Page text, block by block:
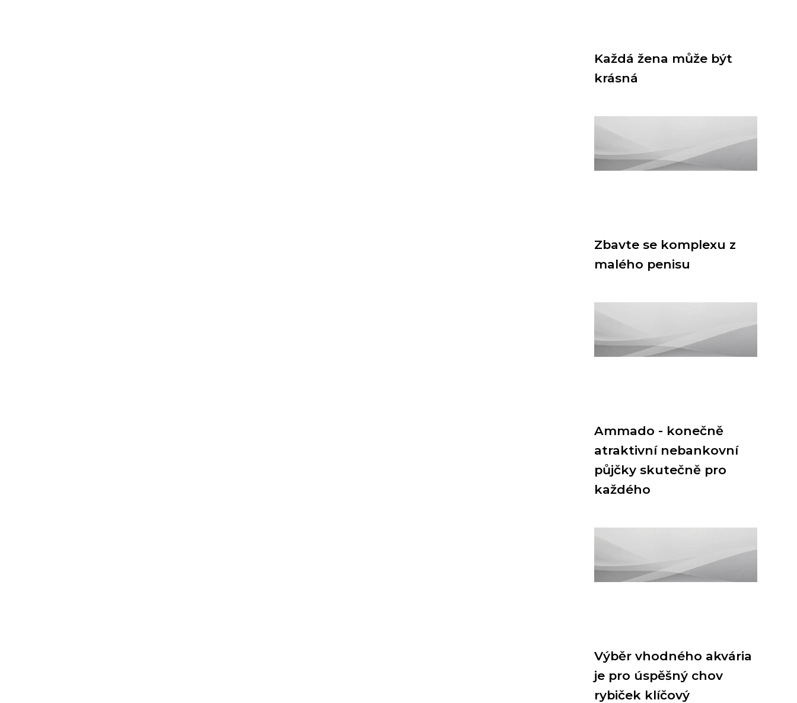
Každá žena může být
krásná
Zbavte se komplexu z
malého penisu
Ammado - konečně
atraktivní nebankovní
půjčky skutečně pro
každého
Výběr vhodného akvária
je pro úspěšný chov
rybiček klíčový